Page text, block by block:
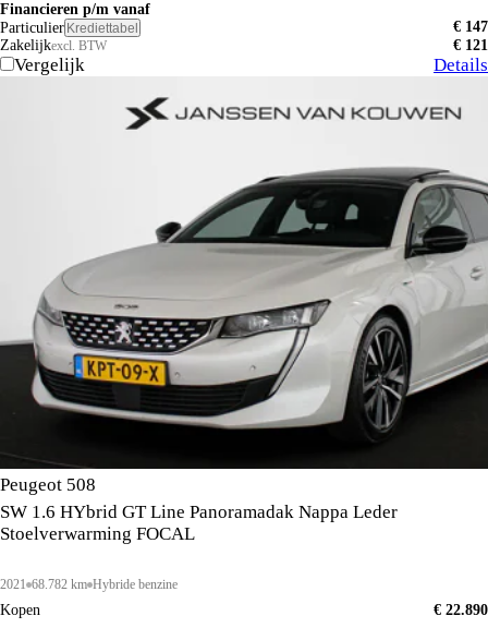
Financieren p/m vanaf
Particulier Krediettabel
€ 147
Zakelijkexcl. BTW € 121
Vergelijk Details
Peugeot 508
SW 1.6 HYbrid GT Line Panoramadak Nappa Leder
Stoelverwarming FOCAL
2021 68.782 km Hybride benzine
Kopen
€ 22.890